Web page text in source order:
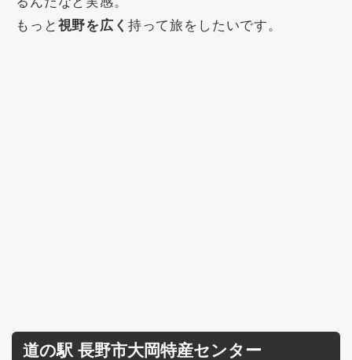
もっと 視野を広く 持って旅をしたいです。
道の駅 長野市大岡特産センター